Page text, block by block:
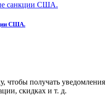
США.
чтобы получать уведомления
скидках и т. д.